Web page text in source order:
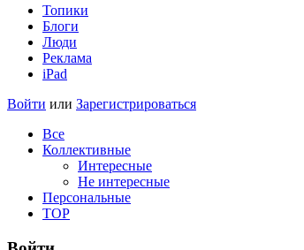
Топики
Блоги
Люди
Реклама
iPad
Войти или Зарегистрироваться
Все
Коллективные
Интересные
Не интересные
Персональные
TOP